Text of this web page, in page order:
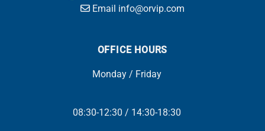
Email info@orvip.com
OFFICE HOURS
Monday / Friday
08:30-12:30 / 14:30-18:30